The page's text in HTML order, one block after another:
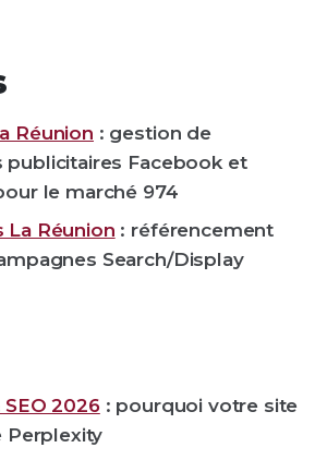
Réunion : gestion de
publicitaires Facebook et
le marché 974
La Réunion : référencement
Search/Display
2026 : pourquoi votre site
Perplexity